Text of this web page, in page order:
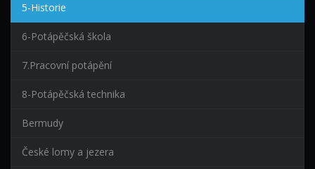
5-Historie
6-Potápěčská škola
7.Pracovní potápění
8-Potápěčská technika
Bermudy
České lomy a jezera